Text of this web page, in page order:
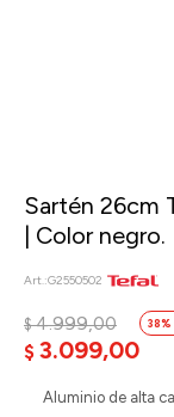
Sartén 26cm
| Color negro.
G2550502
$ 3.099,00
$ 4.999,00 38
Aluminio de alta